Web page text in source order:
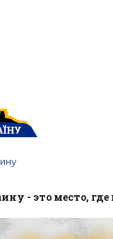
- это место, где